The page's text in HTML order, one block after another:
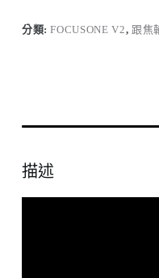
分類:FOCUSONE V2, 跟焦
描述